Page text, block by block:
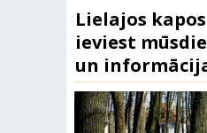
Lielajos
ieviest
un